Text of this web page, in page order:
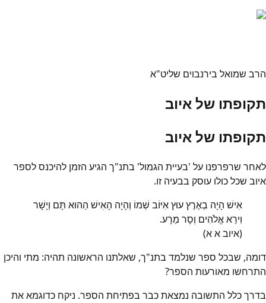
הרב שמואל בירנבוים שליט"א
תקופתו של איוב
תקופתו של איוב
לאחר שרפרפנו על 'בעיית הגמול' בתנ"ך הגיע הזמן להיכנס לספר
איוב שכל כולו עוסק בבעיה זו.
אִישׁ הָיָה בְאֶרֶץ עוּץ אִיּוֹב שְׁמוֹ וְהָיָה הָאִישׁ הַהוּא תָּם וְיָשָׁר
וִירֵא אֱלֹהִים וְסָר מֵרָע.
(איוב א א)
דומה, שבכל ספר שנלמד בתנ"ך, שאלתנו הראשונה תהיה: מתי והיכן
התרחשו מאורעות הספר?
בדרך כלל התשובה נמצאת כבר בפתיחת הספר. ניקח כדוגמא את